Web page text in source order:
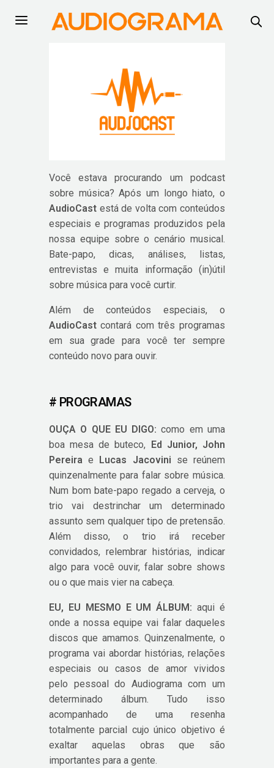
Você estava procurando um podcast
sobre música? Após um longo hiato, o
AudioCast está de volta com conteúdos
especiais e programas produzidos pela
nossa equipe sobre o cenário musical.
Bate-papo, dicas, análises, listas,
entrevistas e muita informação (in)útil
sobre música para você curtir.
Além de conteúdos especiais, o
AudioCast contará com três programas
em sua grade para você ter sempre
conteúdo novo para ouvir.
# PROGRAMAS
OUÇA O QUE EU DIGO: como em uma
boa mesa de buteco, Ed Junior, John
Pereira e Lucas Jacovini se reúnem
quinzenalmente para falar sobre música.
Num bom bate-papo regado a cerveja, o
trio vai destrinchar um determinado
assunto sem qualquer tipo de pretensão.
Além disso, o trio irá receber
convidados, relembrar histórias, indicar
algo para você ouvir, falar sobre shows
ou o que mais vier na cabeça.
EU, EU MESMO E UM ÁLBUM: aqui é
onde a nossa equipe vai falar daqueles
discos que amamos. Quinzenalmente, o
programa vai abordar histórias, relações
especiais ou casos de amor vividos
pelo pessoal do Audiograma com um
determinado álbum. Tudo isso
acompanhado de uma resenha
totalmente parcial cujo único objetivo é
exaltar aquelas obras que são
importantes para a gente.